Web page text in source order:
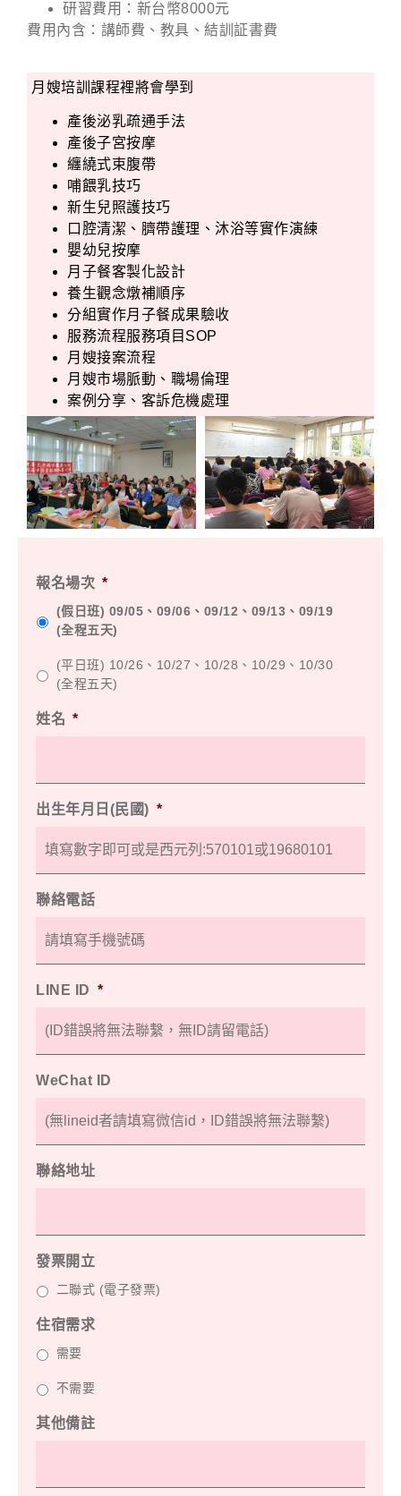
研習費用：新台幣8000元
費用內含：講師費、教具、結訓証書費
月嫂培訓課程裡將會學到
產後泌乳疏通手法
產後子宮按摩
纏繞式束腹帶
哺餵乳技巧
新生兒照護技巧
口腔清潔、臍帶護理、沐浴等實作演練
嬰幼兒按摩
月子餐客製化設計
養生觀念燉補順序
分組實作月子餐成果驗收
服務流程服務項目SOP
月嫂接案流程
月嫂市場脈動、職場倫理
案例分享、客訴危機處理
報名場次 *
(假日班) 09/05、09/06、09/12、09/13、09/19
(全程五天)
(平日班) 10/26、10/27、10/28、10/29、10/30
(全程五天)
姓名 *
出生年月日(民國) *
聯絡電話
LINE ID *
WeChat ID
聯絡地址
發票開立
二聯式 (電子發票)
住宿需求
需要
不需要
其他備註